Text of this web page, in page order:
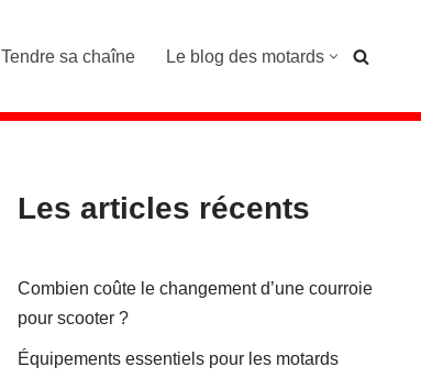
Tendre sa chaîne Le blog des motards
Les articles récents
Combien coûte le changement d’une courroie
pour scooter ?
Équipements essentiels pour les motards